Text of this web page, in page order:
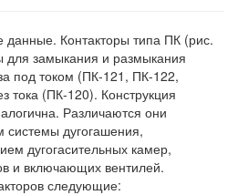
данные. Контакторы типа ПК (рис.
для замыкания и размыкания
под током (ПК-121, ПК-122,
тока (ПК-120). Конструкция
Различаются они
системы дугогашения,
дугогасительных камер,
и включающих вентилей.
следующие: